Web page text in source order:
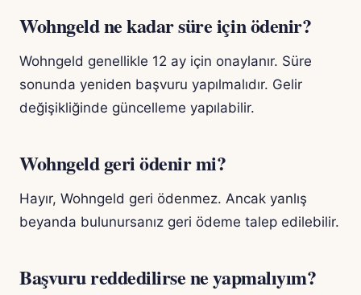
Wohngeld ne kadar süre için ödenir?
Wohngeld genellikle 12 ay için onaylanır. Süre
sonunda yeniden başvuru yapılmalıdır. Gelir
değişikliğinde güncelleme yapılabilir.
Wohngeld geri ödenir mi?
Hayır, Wohngeld geri ödenmez. Ancak yanlış
beyanda bulunursanız geri ödeme talep edilebilir.
Başvuru reddedilirse ne yapmalıyım?